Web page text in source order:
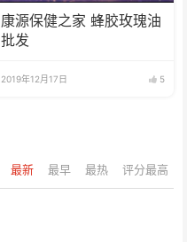
康源保健之家 蜂胶玫瑰油
批发
2019年12月17日 5
最新 最早 最热 评分最高